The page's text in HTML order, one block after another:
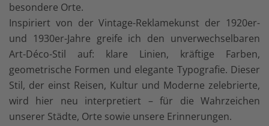
besondere Orte.
Inspiriert von der Vintage-Reklamekunst der 1920er-
und 1930er-Jahre greife ich den unverwechselbaren
Art-Déco-Stil auf: klare Linien, kräftige Farben,
geometrische Formen und elegante Typografie. Dieser
Stil, der einst Reisen, Kultur und Moderne zelebrierte,
wird hier neu interpretiert – für die Wahrzeichen
unserer Städte, Orte sowie unsere Erinnerungen.